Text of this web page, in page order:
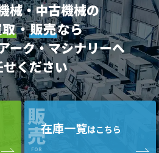
械・中古機械の
・販売なら
ーク・マシナリーへ
ください
販
売
FOR
在庫一覧はこちら